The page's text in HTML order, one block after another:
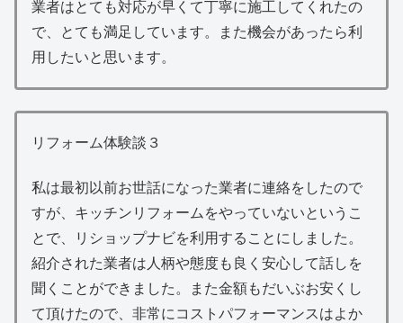
業者はとても対応が早くて丁寧に施工してくれたの
で、とても満足しています。また機会があったら利
用したいと思います。
リフォーム体験談３
私は最初以前お世話になった業者に連絡をしたので
すが、キッチンリフォームをやっていないというこ
とで、リショップナビを利用することにしました。
紹介された業者は人柄や態度も良く安心して話しを
聞くことができました。また金額もだいぶお安くし
て頂けたので、非常にコストパフォーマンスはよか